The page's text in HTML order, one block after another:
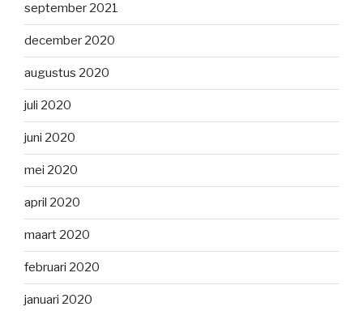
september 2021
december 2020
augustus 2020
juli 2020
juni 2020
mei 2020
april 2020
maart 2020
februari 2020
januari 2020